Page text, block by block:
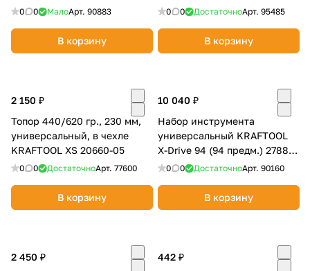
0 0 МалоАрт. 90883
В корзину
0 0 ДостаточноАрт. 95485
В корзину
2 150 ₽
Топор 440/620 гр., 230 мм,
универсальный, в чехле
KRAFTOOL XS 20660-05
0 0 ДостаточноАрт. 77600
В корзину
10 040 ₽
Набор инструмента
универсальный KRAFTOOL
X-Drive 94 (94 предм.) 27883-
H95_z02
0 0 ДостаточноАрт. 90160
В корзину
2 450 ₽
442 ₽